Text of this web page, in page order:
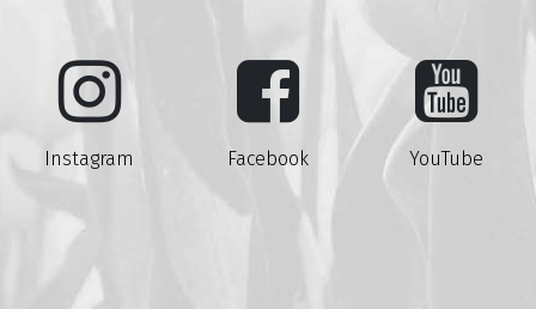
Instagram Facebook YouTube